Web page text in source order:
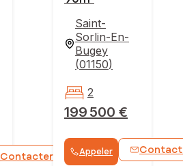
Contacter WhatsApp
Saint-
Sorlin-En-
Bugey
(01150)
199 500 €
2
Appeler